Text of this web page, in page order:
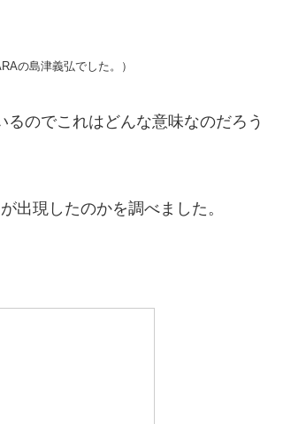
の島津義弘でした。）
のでこれはどんな意味なのだろう
出現したのかを調べました。